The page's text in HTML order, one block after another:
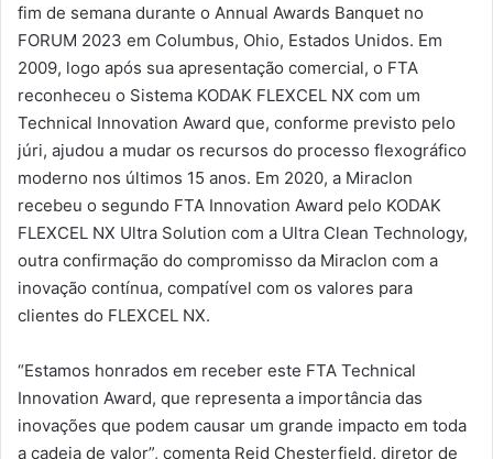
fim de semana durante o Annual Awards Banquet no
FORUM 2023 em Columbus, Ohio, Estados Unidos. Em
2009, logo após sua apresentação comercial, o FTA
reconheceu o Sistema KODAK FLEXCEL NX com um
Technical Innovation Award que, conforme previsto pelo
júri, ajudou a mudar os recursos do processo flexográfico
moderno nos últimos 15 anos. Em 2020, a Miraclon
recebeu o segundo FTA Innovation Award pelo KODAK
FLEXCEL NX Ultra Solution com a Ultra Clean Technology,
outra confirmação do compromisso da Miraclon com a
inovação contínua, compatível com os valores para
clientes do FLEXCEL NX.
“Estamos honrados em receber este FTA Technical
Innovation Award, que representa a importância das
inovações que podem causar um grande impacto em toda
a cadeia de valor”, comenta Reid Chesterfield, diretor de